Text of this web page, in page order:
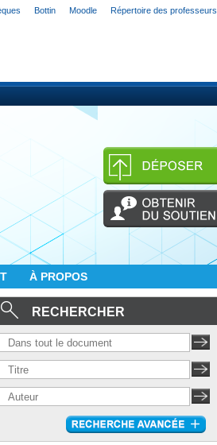
Bottin Moodle Répertoire des professeurs
À PROPOS
RECHERCHER